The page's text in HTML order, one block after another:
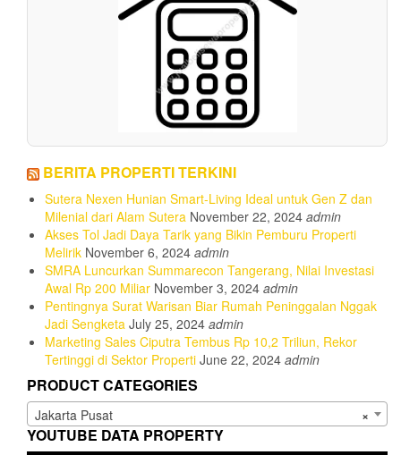
BERITA PROPERTI TERKINI
Sutera Nexen Hunian Smart-Living Ideal untuk Gen Z dan
Milenial dari Alam Sutera November 22, 2024 admin
Akses Tol Jadi Daya Tarik yang Bikin Pemburu Properti
Melirik November 6, 2024 admin
SMRA Luncurkan Summarecon Tangerang, Nilai Investasi
Awal Rp 200 Miliar November 3, 2024 admin
Pentingnya Surat Warisan Biar Rumah Peninggalan Nggak
Jadi Sengketa July 25, 2024 admin
Marketing Sales Ciputra Tembus Rp 10,2 Triliun, Rekor
Tertinggi di Sektor Properti June 22, 2024 admin
PRODUCT CATEGORIES
×
Jakarta Pusat
YOUTUBE DATA PROPERTY